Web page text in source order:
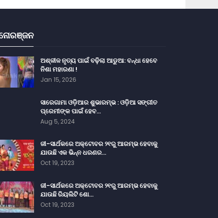
ଅଶ୍ଳୀଳ ନୃତ୍ୟ ପାଇଁ ବଢ଼ିଲା ଆଡୁଆ: ବନ୍ଧା ହେବେ
ନିଶା ମହାରଣା !
Jan 15, 2026
ସାରେଗାମା ଓଡ଼ିଆର ଶୁଭାରମ୍ଭ : ଓଡ଼ିଆ ସଙ୍ଗୀତ
ପ୍ରେମୀଙ୍କ ପାଇଁ ହେବ…
Aug 5, 2024
ଜୀ-ସାର୍ଥକରେ ଅକ୍ଟୋବର ୨୧ରୁ ଆରମ୍ଭ ହେବାକୁ
ଯାଉଛି ଏକ ଭିନ୍ନ ଧରଣର…
Oct 19, 2023
ଜୀ-ସାର୍ଥକରେ ଅକ୍ଟୋବର ୨୧ରୁ ଆରମ୍ଭ ହେବାକୁ
ଯାଉଛି ରିୟଲିଟି ଶୋ…
Oct 19, 2023